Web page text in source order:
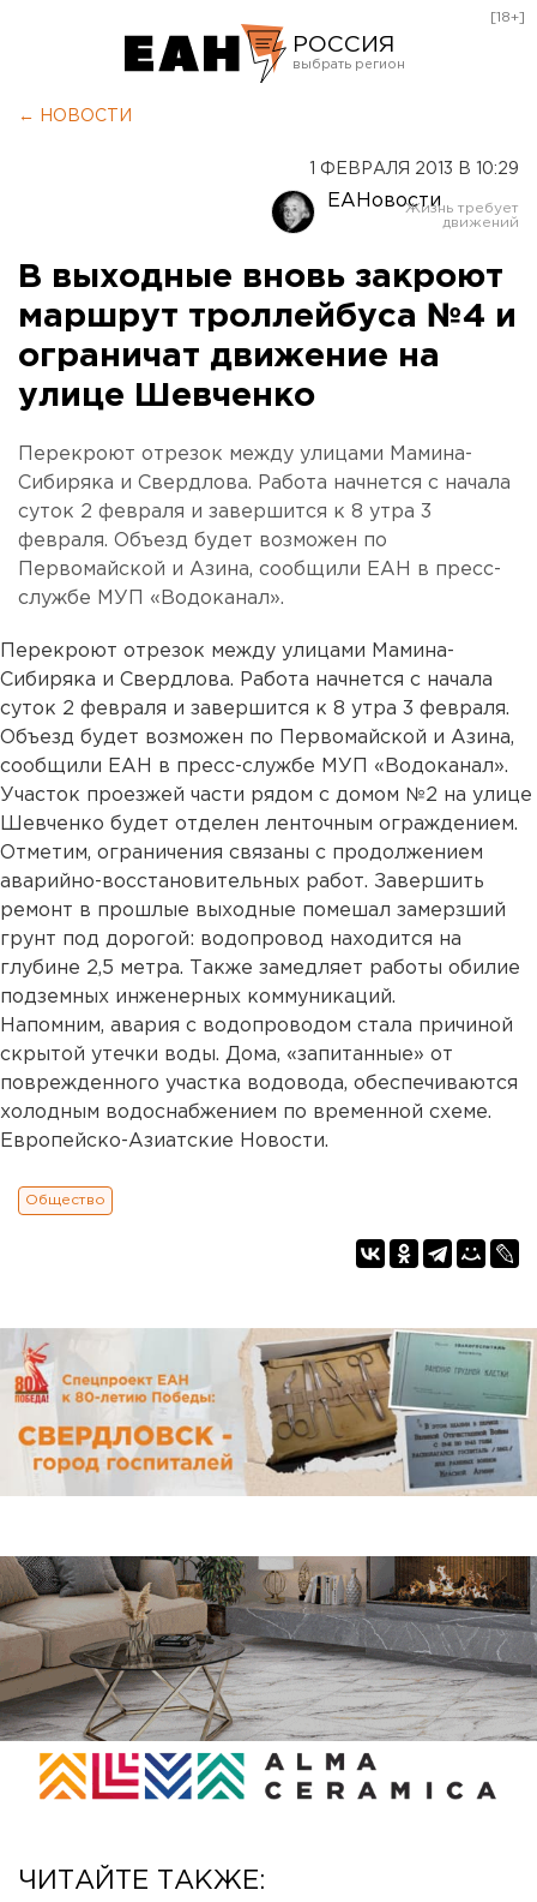
РОССИЯ
Оренбург
[18+]
← НОВОСТИ
1 ФЕВРАЛЯ 2013 В 10:29
ЕАНовости
В выходные вновь закроют
маршрут троллейбуса №4 и
ограничат движение на
улице Шевченко
Перекроют отрезок между улицами Мамина-
Сибиряка и Свердлова. Работа начнется с начала
суток 2 февраля и завершится к 8 утра 3
февраля. Объезд будет возможен по
Первомайской и Азина, сообщили ЕАН в пресс-
службе МУП «Водоканал».
Перекроют отрезок между улицами Мамина-
Сибиряка и Свердлова. Работа начнется с начала
суток 2 февраля и завершится к 8 утра 3 февраля.
Объезд будет возможен по Первомайской и Азина,
сообщили ЕАН в пресс-службе МУП «Водоканал».
Участок проезжей части рядом с домом №2 на улице
Шевченко будет отделен ленточным ограждением.
Отметим, ограничения связаны с продолжением
аварийно-восстановительных работ. Завершить
ремонт в прошлые выходные помешал замерзший
грунт под дорогой: водопровод находится на
глубине 2,5 метра. Также замедляет работы обилие
подземных инженерных коммуникаций.
Напомним, авария с водопроводом стала причиной
скрытой утечки воды. Дома, «запитанные» от
поврежденного участка водовода, обеспечиваются
холодным водоснабжением по временной схеме.
Европейско-Азиатские Новости.
Общество
ЧИТАЙТЕ ТАКЖЕ: